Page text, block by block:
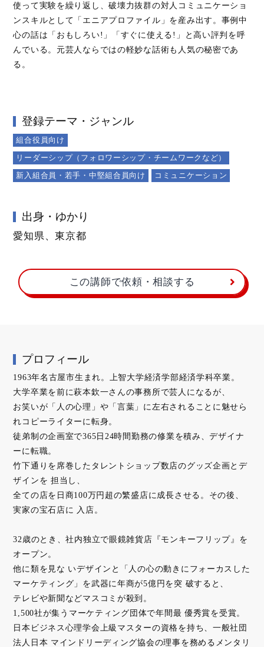
使って実験を繰り返し、破壊力抜群の対人コミュニケーショ
ンスキルとして「エニアプロファイル」を産み出す。事例中
心の話は「おもしろい!」「すぐに使える!」と高い評判を呼
んでいる。元芸人ならではの軽妙な話術も人気の秘密であ
る。
登録テーマ・ジャンル
組合役員向け
リーダーシップ（フォロワーシップ・チームワークなど）
新入組合員・若手・中堅組合員向け
コミュニケーション
出身・ゆかり
愛知県、東京都
この講師で依頼・相談する
プロフィール
1963年名古屋市生まれ。上智大学経済学部経済学科卒業。
大学卒業を前に萩本欽一さんの事務所で芸人になるが、
お笑いが「人の心理」や「言葉」に左右されることに魅せら
れコピーライターに転身。
徒弟制の企画室で365日24時間勤務の修業を積み、デザイナ
ーに転職。
竹下通りを席巻したタレントショップ数店のグッズ企画とデ
ザインを 担当し、
全ての店を日商100万円超の繁盛店に成長させる。その後、
実家の宝石店に 入店。
32歳のとき、社内独立で眼鏡雑貨店『モンキーフリップ』を
オープン。
他に類を見な いデザインと「人の心の動きにフォーカスした
マーケティング」を武器に年商が5億円を突 破すると、
テレビや新聞などマスコミが殺到。
1,500社が集うマーケティング団体で年間最 優秀賞を受賞。
日本ビジネス心理学会上級マスターの資格を持ち、一般社団
法人日本 マインドリーディング協会の理事を務めるメンタリ